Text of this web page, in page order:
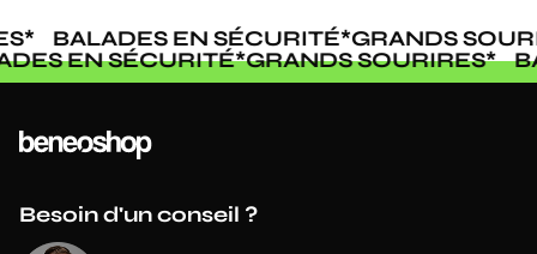
* BALADES EN SÉCURITÉ*GRANDS
EN SÉCURITÉ*GRANDS SOURIRES*
Besoin d'un conseil ?